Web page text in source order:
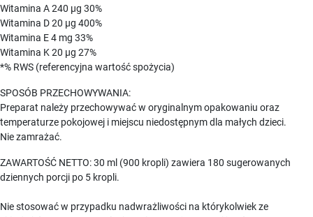
Witamina A 240 µg 30%
Witamina D 20 µg 400%
Witamina E 4 mg 33%
Witamina K 20 µg 27%
*% RWS (referencyjna wartość spożycia)
SPOSÓB PRZECHOWYWANIA:
Preparat należy przechowywać w oryginalnym opakowaniu oraz
temperaturze pokojowej i miejscu niedostępnym dla małych dzieci.
Nie zamrażać.
ZAWARTOŚĆ NETTO: 30 ml (900 kropli) zawiera 180 sugerowanych
dziennych porcji po 5 kropli.
Nie stosować w przypadku nadwrażliwości na którykolwiek ze